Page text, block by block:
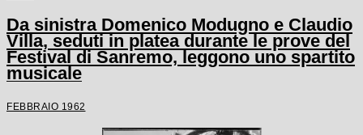
Da sinistra Domenico Modugno e Claudio
Villa, seduti in platea durante le prove del
Festival di Sanremo, leggono uno spartito
musicale
FEBBRAIO 1962